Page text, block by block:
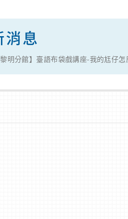
消息
黎明分館】臺語布袋戲講座-我的尪仔